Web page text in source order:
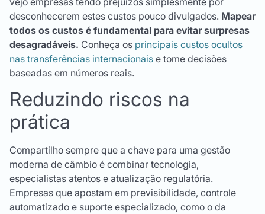
desconhecerem estes custos pouco divulgados. Mapear
todos os custos é fundamental para evitar surpresas
desagradáveis. Conheça os principais custos ocultos
nas transferências internacionais e tome decisões
baseadas em números reais.
Reduzindo riscos na
prática
Compartilho sempre que a chave para uma gestão
moderna de câmbio é combinar tecnologia,
especialistas atentos e atualização regulatória.
Empresas que apostam em previsibilidade, controle
automatizado e suporte especializado, como o da